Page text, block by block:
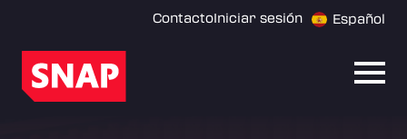
ContactoIniciar sesión Español